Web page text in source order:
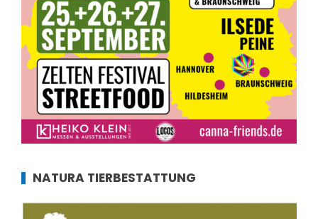
NATURA TIERBESTATTUNG